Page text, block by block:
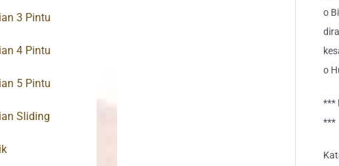
o
o
***
***
3 Pintu
4 Pintu
5 Pintu
Sliding